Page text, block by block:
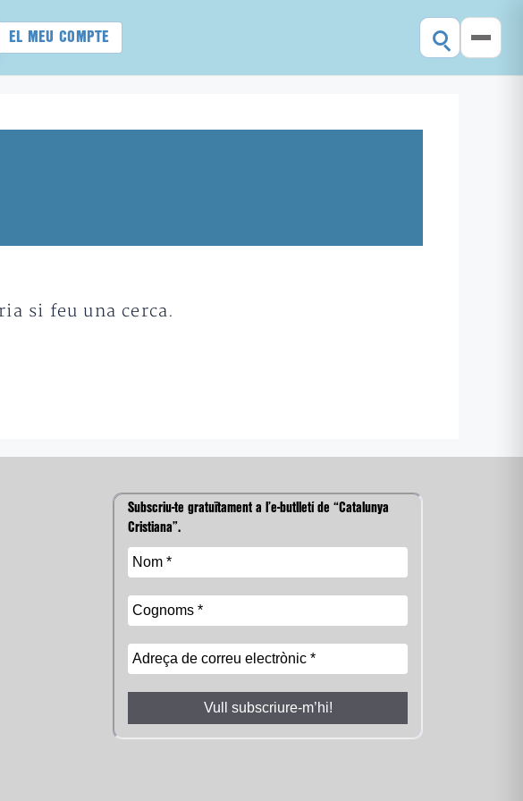
EL MEU COMPTE
si feu una cerca.
Subscriu-te gratuïtament a l’e-butlletí de “Catalunya
Cristiana”.